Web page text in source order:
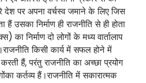
पर अपना वर्चस्व जमाने के लिए जिस
हैं उसका निर्माण ही राजनीति से ही होता
का निर्माण दो लोगों के मध्य वार्तालाप
किसी कार्य में सफल होने में
हैं, परंतु राजनीति का अच्छा प्रयोग
कर्तव्य हैं।राजनीति में सकारात्मक